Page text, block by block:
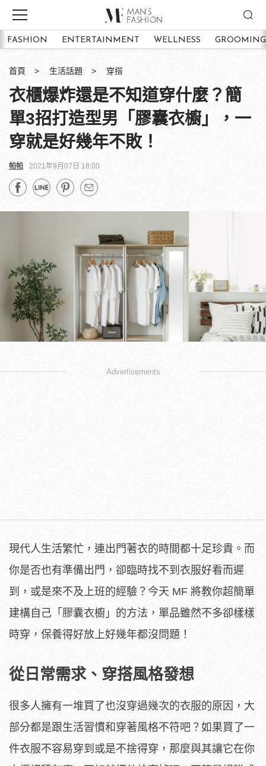
FASHION ENTERTAINMENT WELLNESS GROOMING
首頁 生活話題 穿搭
衣櫃爆炸還是不知道穿什麼？簡
單3招打造型男「膠囊衣櫥」，一
穿就是好幾年不敗！
帕帕 2021年9月07日 18:00
Advertisements
現代人生活繁忙，連出門著衣的時間都十足珍貴。而
你是否也有準備出門，卻臨時找不到衣服好看而遲
到，或是來不及上班的經驗？今天 MF 將教你超簡單
建構自己「膠囊衣櫥」的方法，單品雖然不多卻樣樣
時穿，保養得好放上好幾年都沒問題！
從日常需求、穿搭風格發想
很多人擁有一堆買了也沒穿過幾次的衣服的原因，大
部分都是跟生活習慣和穿著風格不符吧？如果買了一
件衣服不容易穿到或是不捨得穿，那麼與其讓它在你